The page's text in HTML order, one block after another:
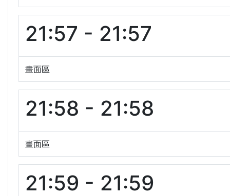
21:57 - 21:57
畫面區
21:58 - 21:58
畫面區
21:59 - 21:59